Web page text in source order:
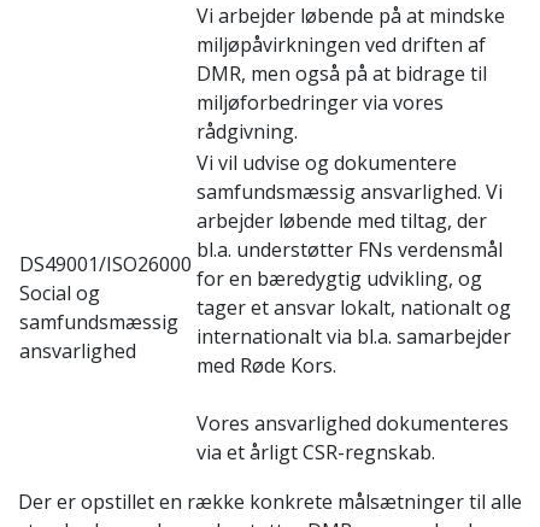
Vi arbejder løbende på at mindske
miljøpåvirkningen ved driften af
DMR, men også på at bidrage til
miljøforbedringer via vores
rådgivning.
DS49001/ISO26000
Social og
samfundsmæssig
ansvarlighed
Vi vil udvise og dokumentere
samfundsmæssig ansvarlighed. Vi
arbejder løbende med tiltag, der
bl.a. understøtter FNs verdensmål
for en bæredygtig udvikling, og
tager et ansvar lokalt, nationalt og
internationalt via bl.a. samarbejder
med Røde Kors.
Vores ansvarlighed dokumenteres
via et årligt CSR-regnskab.
Der er opstillet en række konkrete målsætninger til alle